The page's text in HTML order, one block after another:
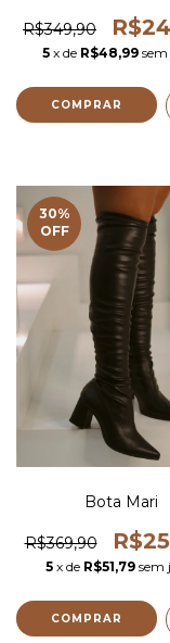
R$349,90
5 x de R$48,99
COMPRAR
30%
OFF
Bota Mari
R$369,90
5 x de R$51,79 sem
COMPRAR